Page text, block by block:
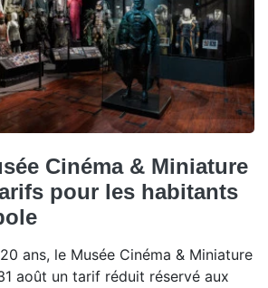
Cinéma & Miniature
pour les habitants
ans, le Musée Cinéma & Miniature
août un tarif réduit réservé aux